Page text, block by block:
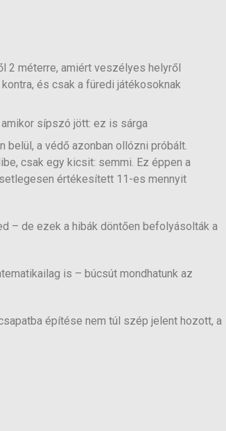
2 méterre, amiért veszélyes helyről
és csak a füredi játékosoknak
sípszó jött: ez is sárga
a védő azonban ollózni próbált.
csak egy kicsit: semmi. Ez éppen a
értékesített 11-es mennyit
– de ezek a hibák döntően befolyásolták a
is – búcsút mondhatunk az
építése nem túl szép jelent hozott, a